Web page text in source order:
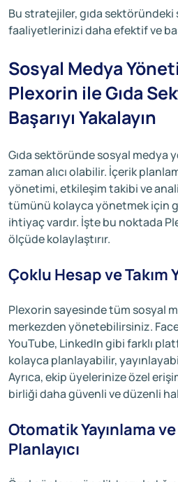
Bu stratejiler, gıda sektöründeki
faaliyetlerinizi daha efektif ve
Sosyal Medya
Plexorin ile Gıda
Başarıyı Yakalayın
Gıda sektöründe sosyal medya
zaman alıcı olabilir. İçerik
yönetimi, etkileşim takibi ve
tümünü kolayca yönetmek için
ihtiyaç vardır. İşte bu noktada
ölçüde kolaylaştırır.
Çoklu Hesap ve Takım
Plexorin sayesinde tüm sosyal
merkezden yönetebilirsiniz.
YouTube, LinkedIn gibi farklı
kolayca planlayabilir,
Ayrıca, ekip üyelerinize özel
birliği daha güvenli ve düzenli
Otomatik Yayınlama
Planlayıcı